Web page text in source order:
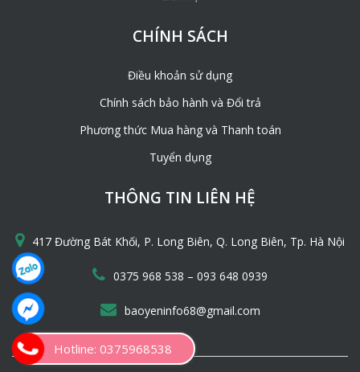
CHÍNH SÁCH
Điều khoản sử dụng
Chính sách bảo hành và Đổi trả
Phương thức Mua hàng và Thanh toán
Tuyển dụng
THÔNG TIN LIÊN HỆ
417 Đường Bát Khối, P. Long Biên, Q. Long Biên, Tp. Hà Nội
0375 968 538 – 093 648 0939
baoyeninfo68@gmail.com
Hotline: 0375968538